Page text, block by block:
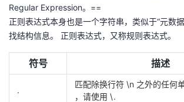
注
开
发
学
的
Programs
我
的
持
Regular Expression。==
正则表达式本身也是一个字符串，类似于“元数
找结构信息。 正则表达式，又称规则表达式。
符号 描述
.
匹配除换行符 \n 之外的任何
，请使用 \.